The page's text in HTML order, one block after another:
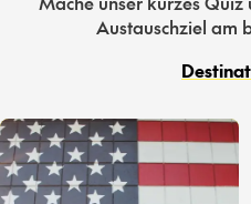
Austauschziel am